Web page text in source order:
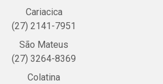
Cariacica
(27) 2141-7951
São Mateus
(27) 3264-8369
Colatina